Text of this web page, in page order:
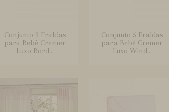
Conjunto 3 Fraldas
para Bebê Cremer
Luxo Bord...
Conjunto 5 Fraldas
para Bebê Cremer
Luxo Wind...